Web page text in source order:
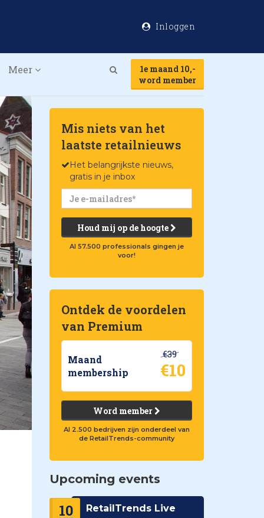
Inloggen
Meer
1e maand 10,-
word member
Mis niets van het
laatste retailnieuws
Het belangrijkste nieuws,
gratis in je inbox
Houd mij op de hoogte
Al 57.500 professionals gingen je
voor!
Ontdek de voordelen
van Premium
Maand
membership
€39
€10
Word member
Al 2.500 bedrijven zijn onderdeel van
de RetailTrends-community
Upcoming events
10 RetailTrends Live